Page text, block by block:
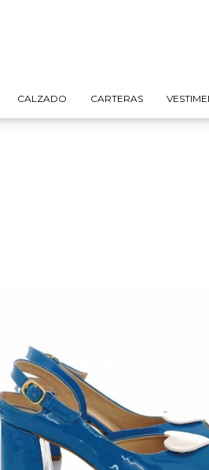
CALZADO CARTERAS